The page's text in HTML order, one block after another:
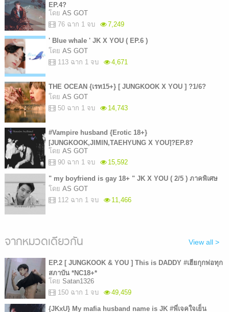
EP.4?
โดย AS GOT
76 ฉาก 1 จบ
7,249
' Blue whale ' JK X YOU ( EP.6 )
โดย AS GOT
113 ฉาก 1 จบ
4,671
THE OCEAN {เรท15+} [ JUNGKOOK X YOU ] ?1/6?
โดย AS GOT
50 ฉาก 1 จบ
14,743
#Vampire husband {Erotic 18+}
[JUNGKOOK,JIMIN,TAEHYUNG X YOU]?EP.8?
โดย AS GOT
90 ฉาก 1 จบ
15,592
" my boyfriend is gay 18+ " JK X YOU ( 2/5 ) ภาคพิเศษ
โดย AS GOT
112 ฉาก 1 จบ
11,466
จากหมวดเดียวกัน View all >
EP.2 [ JUNGKOOK & YOU ] This is DADDY #เฮียกุกพ่อทุก
สภาบัน *NC18+*
โดย Satan1326
150 ฉาก 1 จบ
49,459
{JKxU} My mafia husband name is JK #พี่เจคใจเย็น